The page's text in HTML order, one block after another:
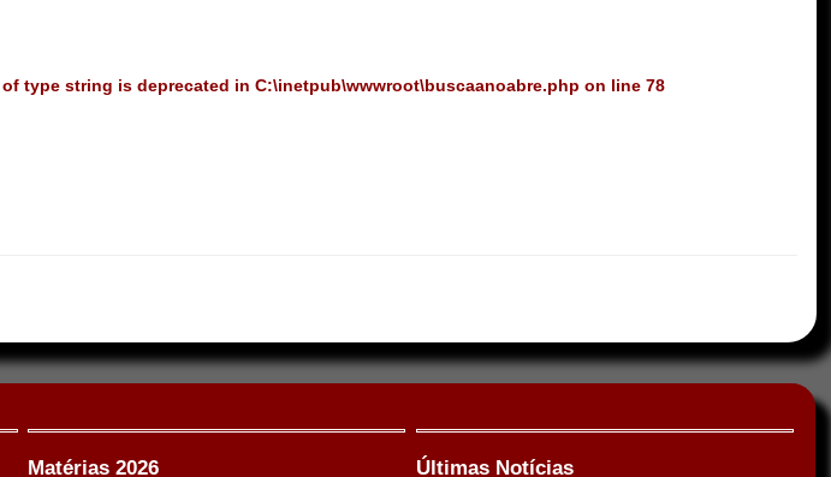
type string is deprecated inC:\inetpub\wwwroot\buscaanoabre.php on line78
Matérias 2026 Últimas Notícias